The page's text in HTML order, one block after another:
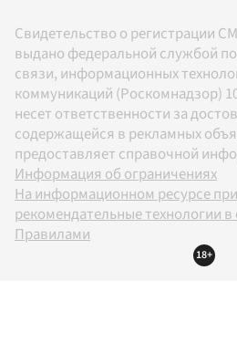
Свидетельство о регистрации
выдано федеральной службой
связи, информационных
коммуникаций (Роскомнадзор)
несет ответственности за
содержащейся в рекламных
предоставляет справочной
Информация об ограничениях
На информационном ресурсе
рекомендательные технологии в
Правилами
18+